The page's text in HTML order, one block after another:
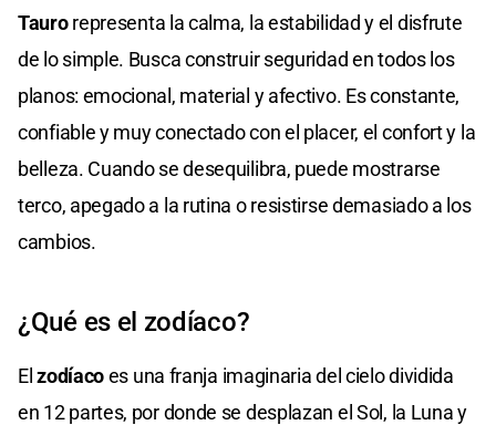
Taurorepresenta la calma, la estabilidad y el disfrute
de lo simple. Busca construir seguridad en todos los
planos: emocional, material y afectivo. Es constante,
confiable y muy conectado con el placer, el confort y la
belleza. Cuando se desequilibra, puede mostrarse
terco, apegado a la rutina o resistirse demasiado a los
cambios.
¿Qué es el zodíaco?
Elzodíacoes una franja imaginaria del cielo dividida
en 12 partes, por donde se desplazan el Sol, la Luna y